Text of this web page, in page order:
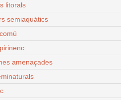
litorals
semiaquàtics
amenaçades